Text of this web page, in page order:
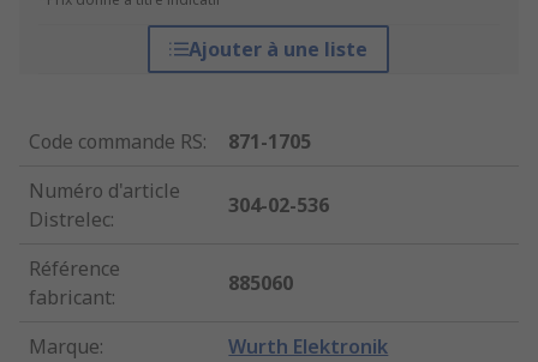
Ajouter à une liste
Code commande RS:
871-1705
Numéro d'article
Distrelec:
304-02-536
Référence
fabricant:
885060
Marque: Wurth Elektronik